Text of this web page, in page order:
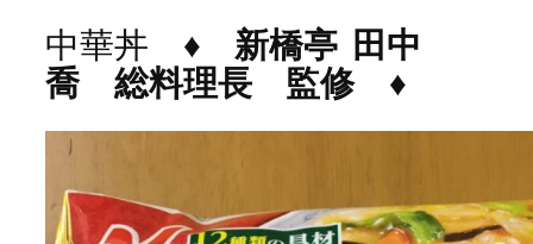
中華丼 ♦新橋亭 田中
喬 総料理長 監修 ♦